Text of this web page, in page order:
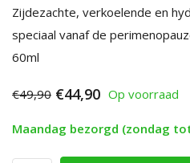
Zijdezachte, verkoelende en
speciaal vanaf de
60ml
€49,90 €44,90 Op voorraad
Maandag bezorgd (zondag